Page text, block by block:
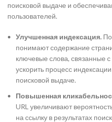
поисковой выдаче и
пользователей.
Улучшенная индексация.
понимают содержание
ключевые слова, связанные
ускорить процесс
поисковой выдаче.
Повышенная
URL увеличивают
на ссылку в результатах